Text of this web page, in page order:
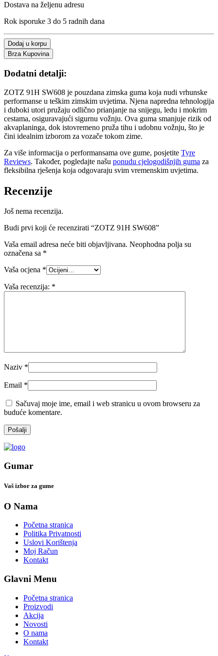
Dostava na željenu adresu
Rok isporuke 3 do 5 radnih dana
Dodaj u korpu
Brza Kupovina
Dodatni detalji:
ZOTZ 91H SW608 je pouzdana zimska guma koja nudi vrhunske
performanse u teškim zimskim uvjetima. Njena napredna tehnologija
i duboki utori pružaju odlično prianjanje na snijegu, ledu i mokrim
cestama, osiguravajući sigurnu vožnju. Ova guma smanjuje rizik od
akvaplaninga, dok istovremeno pruža tihu i udobnu vožnju, što je
čini idealnim izborom za vozače tokom zime.
Za više informacija o performansama ove gume, posjetite Tyre
Reviews. Također, pogledajte našu ponudu cjelogodišnjih guma za
fleksibilna rješenja koja odgovaraju svim vremenskim uvjetima.
Recenzije
Još nema recenzija.
Budi prvi koji će recenzirati “ZOTZ 91H SW608”
Vaša email adresa neće biti objavljivana. Neophodna polja su
označena sa *
Vaša ocjena *
Vaša recenzija: *
Naziv *
Email *
Sačuvaj moje ime, email i web stranicu u ovom browseru za
buduće komentare.
Gumar
Vaš izbor za gume
O Nama
Početna stranica
Politika Privatnosti
Uslovi Korištenja
Moj Račun
Kontakt
Glavni Menu
Početna stranica
Proizvodi
Akcija
Novosti
O nama
Kontakt